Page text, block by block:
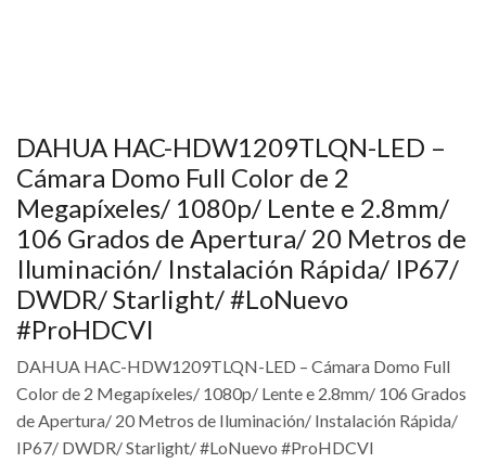
DAHUA HAC-HDW1209TLQN-LED –
Cámara Domo Full Color de 2
Megapíxeles/ 1080p/ Lente e 2.8mm/
106 Grados de Apertura/ 20 Metros de
Iluminación/ Instalación Rápida/ IP67/
DWDR/ Starlight/ #LoNuevo
#ProHDCVI
DAHUA HAC-HDW1209TLQN-LED – Cámara Domo Full
Color de 2 Megapíxeles/ 1080p/ Lente e 2.8mm/ 106 Grados
de Apertura/ 20 Metros de Iluminación/ Instalación Rápida/
IP67/ DWDR/ Starlight/ #LoNuevo #ProHDCVI